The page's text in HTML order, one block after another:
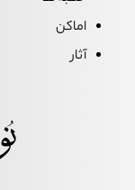
اماکن
آثار